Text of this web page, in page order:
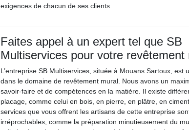
exigences de chacun de ses clients.
Faites appel à un expert tel que SB
Multiservices pour votre revêtement
L’entreprise SB Multiservices, située à Mouans Sartoux, est
dans le domaine de revêtement mural. Nous avons un
savoir-faire et de compétences en la matière. Il existe
placage, comme celui en bois, en pierre, en plâtre, en
services que vous offrent les artisans de cette entreprise
irréprochables, comme la préparation minutieusement du